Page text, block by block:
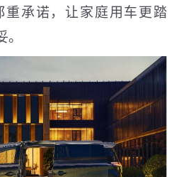
承诺，让家庭用车更踏